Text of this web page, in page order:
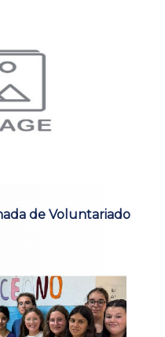
de Voluntariado